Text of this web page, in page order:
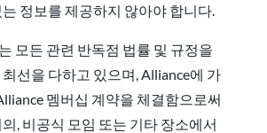
정보를 제공하지 않아야 합니다.
모든 관련 반독점 법률 및 규정을
선을 다하고 있으며, Alliance에 가
멤버십 계약을 체결함으로써
, 비공식 모임 또는 기타 장소에서